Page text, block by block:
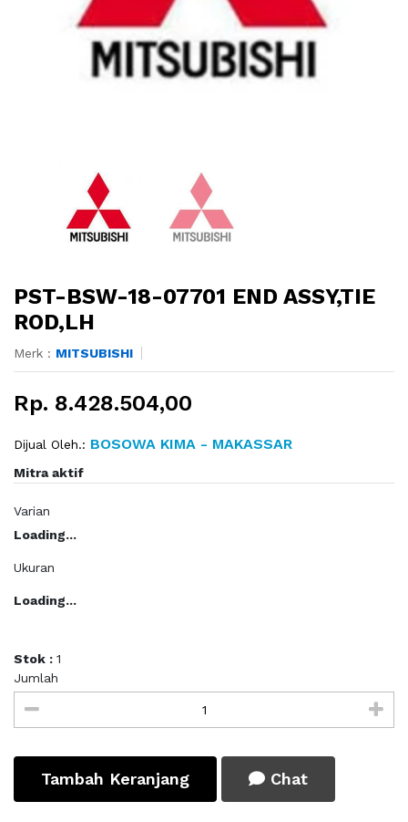
PST-BSW-18-07701 END ASSY,TIE
ROD,LH
Merk : MITSUBISHI
Rp. 8.428.504,00
Dijual Oleh.: BOSOWA KIMA - MAKASSAR
Mitra aktif
Varian
Loading...
Ukuran
Loading...
Stok : 1
Jumlah
Tambah Keranjang Chat